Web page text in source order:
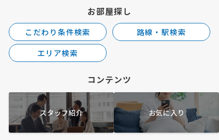
お部屋探し
こだわり条件検索
路線・駅検索
エリア検索
コンテンツ
スタッフ紹介 お気に入り